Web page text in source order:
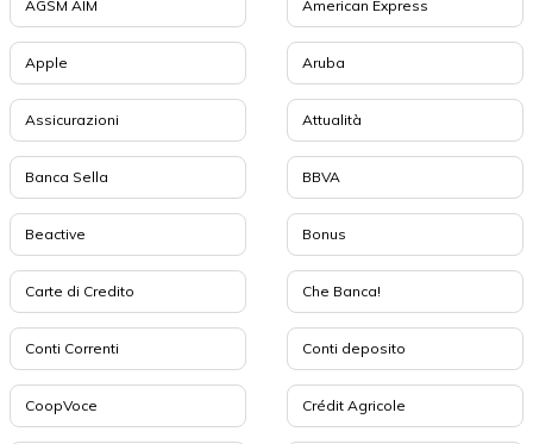
AGSM AIM American Express
Apple Aruba
Assicurazioni Attualità
Banca Sella BBVA
Beactive Bonus
Carte di Credito Che Banca!
Conti Correnti Conti deposito
CoopVoce Crédit Agricole